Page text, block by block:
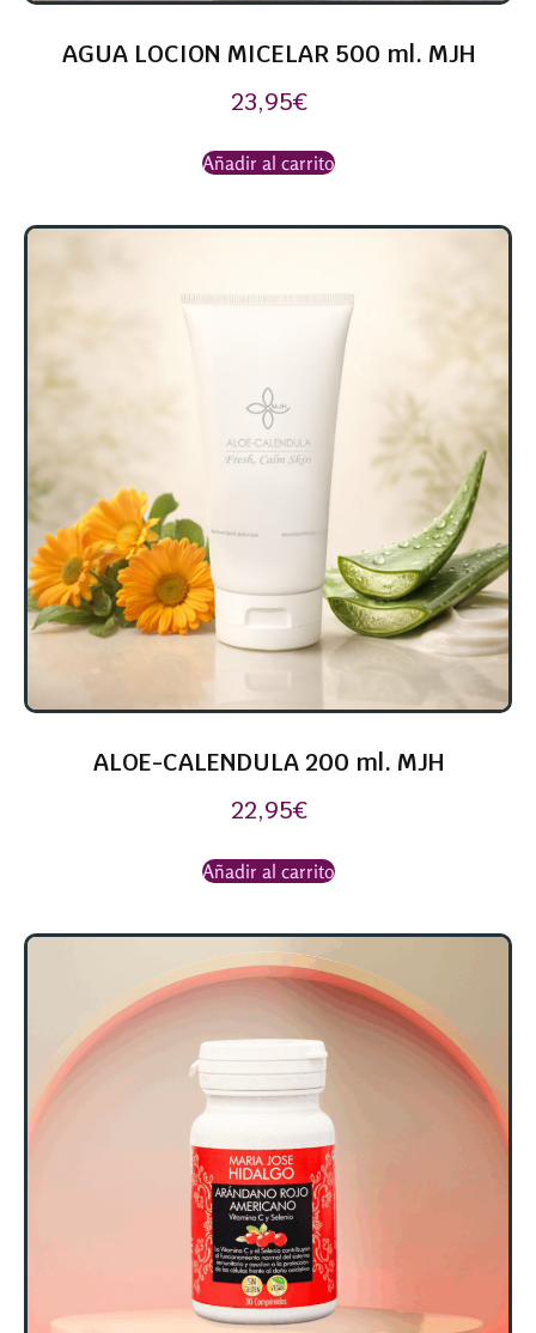
AGUA LOCION MICELAR 500 ml. MJH
23,95€
Añadir al carrito
ALOE-CALENDULA 200 ml. MJH
22,95€
Añadir al carrito